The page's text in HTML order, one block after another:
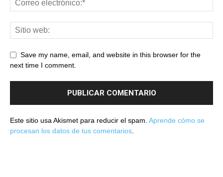
Save my name, email, and website in this browser for the
next time I comment.
Este sitio usa Akismet para reducir el spam. Aprende cómo se
procesan los datos de tus comentarios.